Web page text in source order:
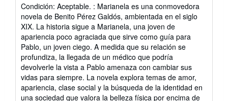
vendedor:
5
de
5
estrellas
Condición: Aceptable. : Marianela es una conmovedora
novela de Benito Pérez Galdós, ambientada en el siglo
XIX. La historia sigue a Marianela, una joven de
apariencia poco agraciada que sirve como guía para
Pablo, un joven ciego. A medida que su relación se
profundiza, la llegada de un médico que podría
devolverle la vista a Pablo amenaza con cambiar sus
vidas para siempre. La novela explora temas de amor,
apariencia, clase social y la búsqueda de la identidad en
una sociedad que valora la belleza física por encima de